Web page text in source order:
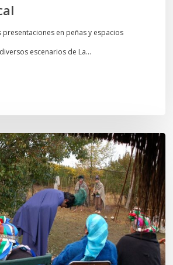
en peñas y espacios
escenarios de La…